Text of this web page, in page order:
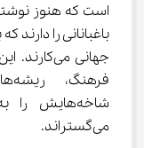
است که هنوز
باغبانانی را
جهانی
می‌گستراند.